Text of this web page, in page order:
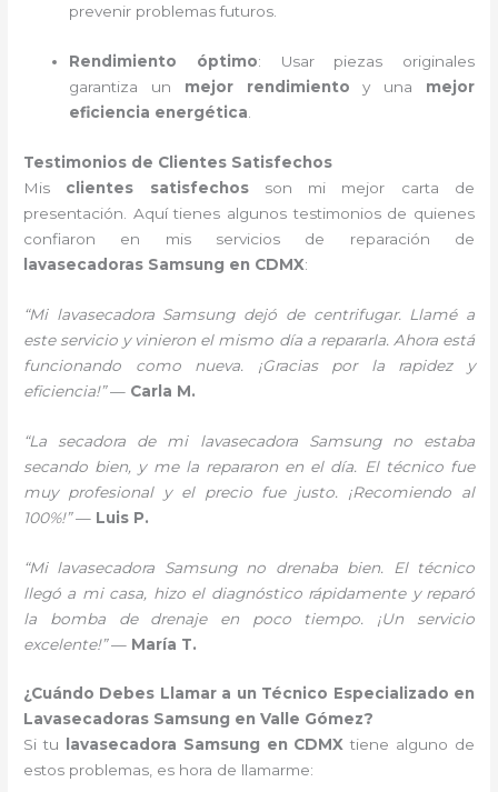
prevenir problemas futuros.
Rendimiento óptimo: Usar piezas originales
garantiza un mejor rendimiento y una mejor
eficiencia energética
Testimonios de Clientes Satisfechos
Mis clientes satisfechosson mi mejor carta de
presentación. Aquí tienes algunos testimonios de quienes
confiaron en mis servicios de reparación de
lavasecadoras Samsung en CDMX:
“Mi lavasecadora Samsung dejó de centrifugar. Llamé a
este servicio y vinieron el mismo día a repararla. Ahora está
funcionando como nueva. ¡Gracias por la rapidez y
eficiencia!”— Carla M.
“La secadora de mi lavasecadora Samsung no estaba
secando bien, y me la repararon en el día. El técnico fue
muy profesional y el precio fue justo. ¡Recomiendo al
100%!”— Luis P.
“Mi lavasecadora Samsung no drenaba bien. El técnico
llegó a mi casa, hizo el diagnóstico rápidamente y reparó
la bomba de drenaje en poco tiempo. ¡Un servicio
excelente!”— María T.
¿Cuándo Debes Llamar a un Técnico Especializado en
Lavasecadoras Samsung en Valle Gómez?
Si tu
lavasecadora Samsung en CDMX tiene alguno de
estos problemas, es hora de llamarme: